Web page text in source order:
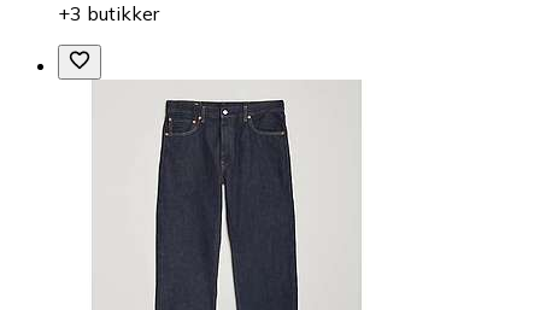
+3 butikker